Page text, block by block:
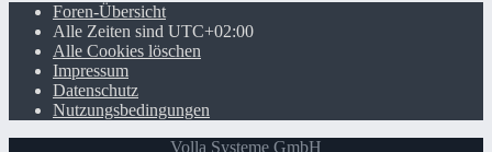
Foren-Übersicht
Alle Zeiten sind UTC+02:00
Alle Cookies löschen
Impressum
Datenschutz
Nutzungsbedingungen
Volla Systeme GmbH